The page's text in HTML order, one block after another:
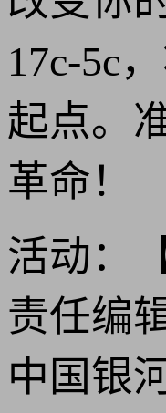
17c-5c
起点。
革命！
活动：
责任编
中国银